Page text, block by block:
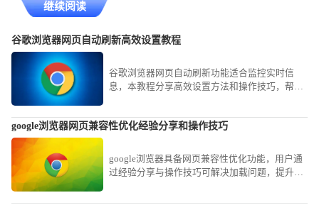
继续阅读
谷歌浏览器网页自动刷新高效设置教程
谷歌浏览器网页自动刷新功能适合监控实时信
息，本教程分享高效设置方法和操作技巧，帮助
google浏览器网页兼容性优化经验分享和操作技巧
google浏览器具备网页兼容性优化功能，用户通
过经验分享与操作技巧可解决加载问题，提升稳